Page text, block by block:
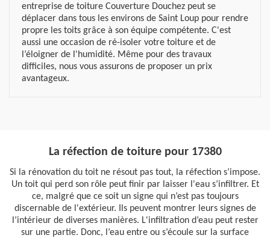
entreprise de toiture Couverture Douchez peut se
déplacer dans tous les environs de Saint Loup pour rendre
propre les toits grâce à son équipe compétente. C'est
aussi une occasion de ré-isoler votre toiture et de
l’éloigner de l'humidité. Même pour des travaux
difficiles, nous vous assurons de proposer un prix
avantageux.
La réfection de toiture pour 17380
Si la rénovation du toit ne résout pas tout, la réfection s’impose.
Un toit qui perd son rôle peut finir par laisser l'eau s’infiltrer. Et
ce, malgré que ce soit un signe qui n’est pas toujours
discernable de l'extérieur. Ils peuvent montrer leurs signes de
l’intérieur de diverses manières. L'infiltration d’eau peut rester
sur une partie. Donc, l’eau entre ou s’écoule sur la surface